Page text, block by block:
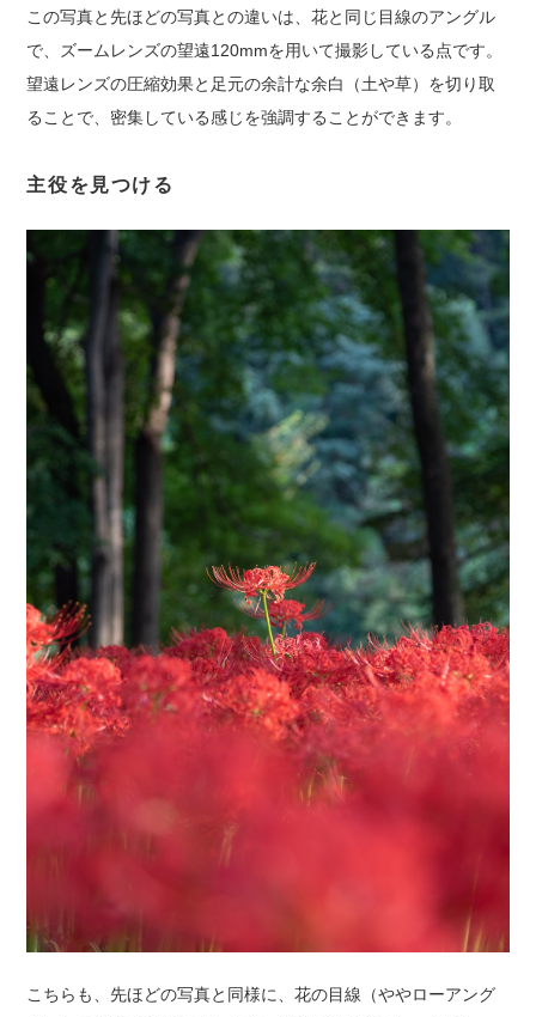
この写真と先ほどの写真との違いは、花と同じ目線のアングル
で、ズームレンズの望遠120mmを用いて撮影している点です。
望遠レンズの圧縮効果と足元の余計な余白（土や草）を切り取
ることで、密集している感じを強調することができます。
主役を見つける
こちらも、先ほどの写真と同様に、花の目線（ややローアング